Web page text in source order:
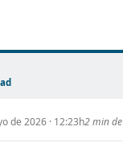
de 2026 · 12:23h2 min